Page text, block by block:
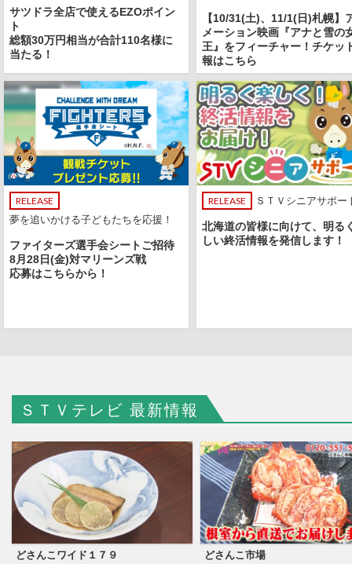
STVショッピングの夏カタログが完成しまし
サツドラ全店で使えるEZOポイン
ト
総額30万円相当が合計110名様に
当たる！
【10/31(土)、11/1(日)札幌】
メーション映画『アナと雪の
王』をフィーチャー！チケッ
報はこちら
RELEASE
夢を追いかける子どもたちを応援！
ファイターズ選手会シートご招待
8月28日(金)対マリーンズ戦
応募はこちらから！
RELEASE ＳＴＶシニアサポー
北海道の皆様に向けて、明る
しい終活情報を発信します！
ＳＴＶテレビ 最新情報
どさんこワイド１７９
どさんこ市場